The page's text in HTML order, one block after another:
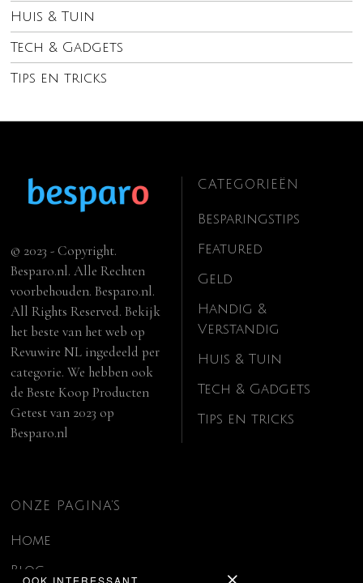
Huis & Tuin
Tech & Gadgets
Tips en tricks
OOK INTERESSANT
© 2023 - Copyright.
Besparo.nl. Alle Rechten
voorbehouden. Besparo.nl.
All Rights Reserved. Bekijk
het beste van het web op
Revuwire NL ingedeeld per
categorie. We hebben ook
deBeste Koop Producten
Getest van 2023 op
Besparo.nl
CATEGORIEËN
Besparingstips
Featured
Geld
Handig &
Verstandig
Huis & Tuin
Tech & Gadgets
Tips en tricks
ONZE PAGINA’S
Home
Blog